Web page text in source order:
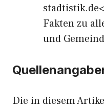
Fakten zu
und
Die in diesem